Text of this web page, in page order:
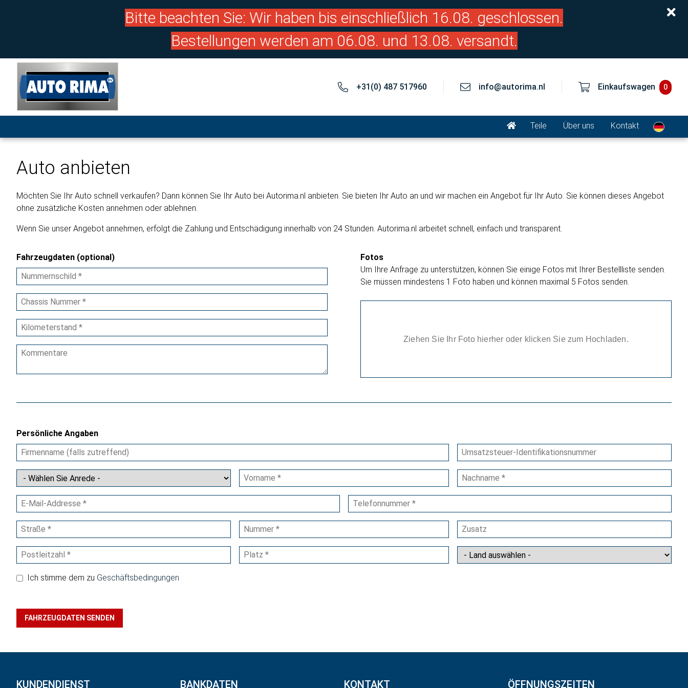
Bitte beachten Sie: Wir haben bis einschließlich 16.08. geschlossen.
Bestellungen werden am 06.08. und 13.08. versandt.
+31(0) 487 517960 info@autorima.nl Einkaufswagen 0
Teile Über uns Kontakt
Auto anbieten
Möchten Sie Ihr Auto schnell verkaufen? Dann können Sie Ihr Auto bei Autorima.nl anbieten. Sie bieten Ihr Auto an und wir machen ein Angebot für Ihr Auto. Sie können dieses Angebot
ohne zusätzliche Kosten annehmen oder ablehnen.
Wenn Sie unser Angebot annehmen, erfolgt die Zahlung und Entschädigung innerhalb von 24 Stunden. Autorima.nl arbeitet schnell, einfach und transparent.
Fahrzeugdaten (optional)
Fotos
Um Ihre Anfrage zu unterstützen, können Sie einige Fotos mit Ihrer Bestellliste senden.
Sie müssen mindestens 1 Foto haben und können maximal 5 Fotos senden.
Ziehen Sie Ihr Foto hierher oder klicken Sie zum Hochladen.
Persönliche Angaben
Ich stimme dem zu Geschäftsbedingungen
FAHRZEUGDATEN SENDEN
KUNDENDIENST BANKDATEN KONTAKT ÖFFNUNGSZEITEN